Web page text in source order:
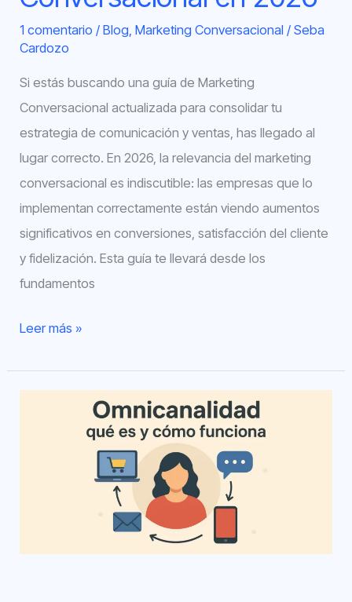
1 comentario /Blog,Marketing Conversacional /Seba
Cardozo
Si estás buscando una guía de Marketing
Conversacional actualizada para consolidar tu
estrategia de comunicación y ventas, has llegado al
lugar correcto. En 2026, la relevancia del marketing
conversacional es indiscutible: las empresas que lo
implementan correctamente están viendo aumentos
significativos en conversiones, satisfacción del cliente
y fidelización. Esta guía te llevará desde los
fundamentos
Leer más »
Omnicanalidad:
cuáles